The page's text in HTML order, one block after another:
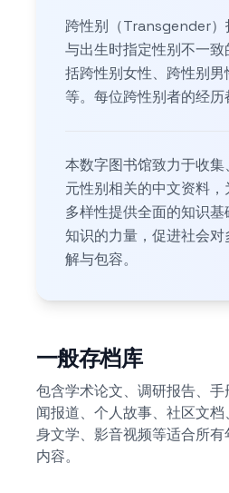
跨性别（Transgender）
与出生时指定性别不一
括跨性别女性、跨性别
等。每位跨性别者的经历
本数字图书馆致力于收
元性别相关的中文资料
多样性提供全面的知识
知识的力量，促进社会
解与包容。
一般存档库
包含学术论文、调研报告、
闻报道、个人故事、社区文
身文学、影音视频等适合所
内容。